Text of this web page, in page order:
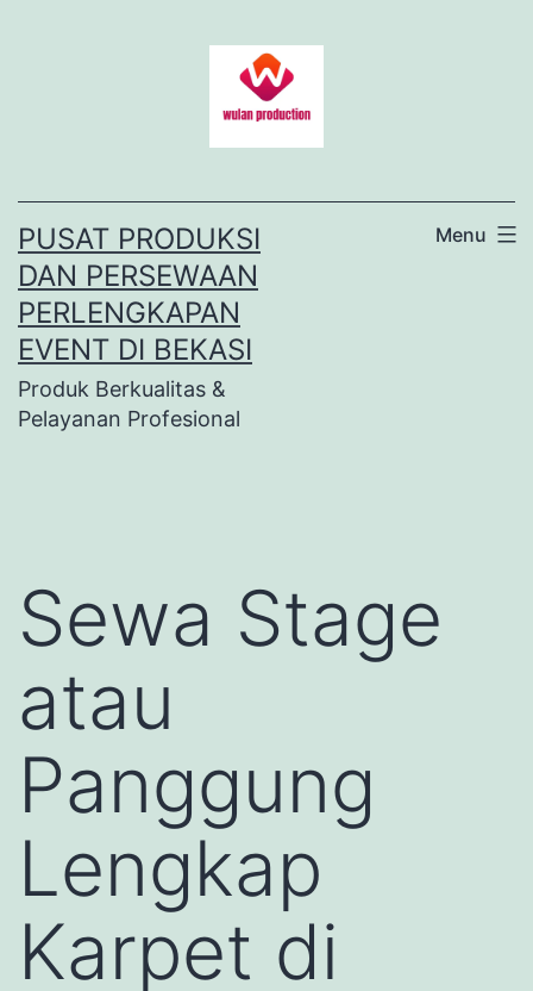
PUSAT PRODUKSI
DAN PERSEWAAN
PERLENGKAPAN
EVENT DI BEKASI
Produk Berkualitas &
Pelayanan Profesional
Menu
Sewa Stage
atau
Panggung
Lengkap
Karpet di